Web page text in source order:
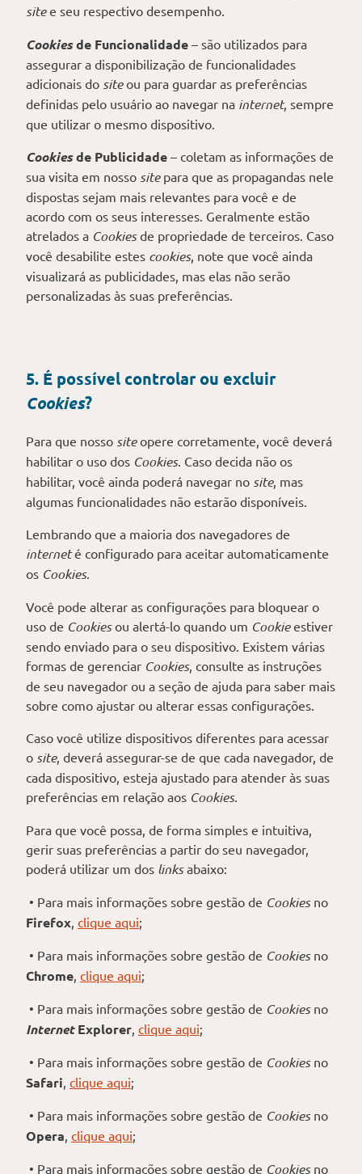
sitee seu respectivo desempenho.
Cookiesde Funcionalidade – são utilizados para
assegurar a disponibilização de funcionalidades
adicionais do siteou para guardar as preferências
definidas pelo usuário ao navegar na internet, sempre
que utilizar o mesmo dispositivo.
Cookiesde Publicidade – coletam as informações de
sua visita em nosso sitepara que as propagandas nele
dispostas sejam mais relevantes para você e de
acordo com os seus interesses. Geralmente estão
atrelados a Cookiesde propriedade de terceiros. Caso
você desabilite estes cookies, note que você ainda
visualizará as publicidades, mas elas não serão
personalizadas às suas preferências.
5. É possível controlar ou excluir
Cookies?
Para que nosso siteopere corretamente, você deverá
habilitar o uso dos Cookies. Caso decida não os
habilitar, você ainda poderá navegar no site, mas
algumas funcionalidades não estarão disponíveis.
Lembrando que a maioria dos navegadores de
interneté configurado para aceitar automaticamente
os Cookies.
Você pode alterar as configurações para bloquear o
uso de Cookiesou alertá-lo quando um Cookieestiver
sendo enviado para o seu dispositivo. Existem várias
formas de gerenciar Cookies, consulte as instruções
de seu navegador ou a seção de ajuda para saber mais
sobre como ajustar ou alterar essas configurações.
Caso você utilize dispositivos diferentes para acessar
o site, deverá assegurar-se de que cada navegador, de
cada dispositivo, esteja ajustado para atender às suas
preferências em relação aos Cookies.
Para que você possa, de forma simples e intuitiva,
gerir suas preferências a partir do seu navegador,
poderá utilizar um dos linksabaixo:
• Para mais informações sobre gestão de Cookiesno
Firefox, clique aqui;
• Para mais informações sobre gestão de Cookiesno
Chrome, clique aqui;
• Para mais informações sobre gestão de Cookiesno
InternetExplorer, clique aqui;
• Para mais informações sobre gestão de Cookiesno
Safari, clique aqui;
• Para mais informações sobre gestão de Cookiesno
Opera, clique aqui;
• Para mais informações sobre gestão de Cookiesno